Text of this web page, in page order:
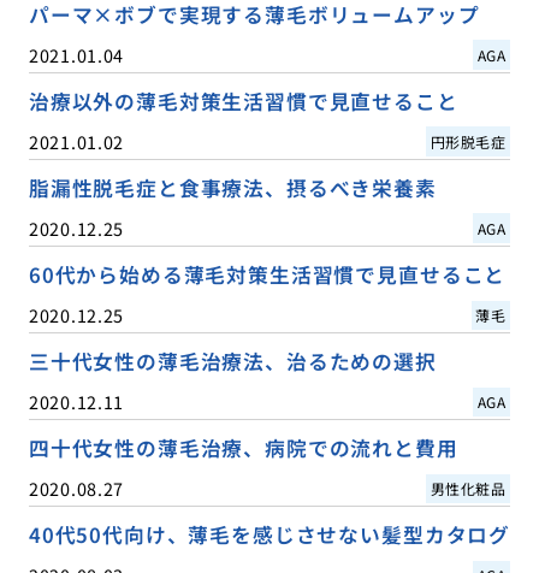
パーマ×ボブで実現する薄毛ボリュームアップ
2021.01.04 AGA
治療以外の薄毛対策生活習慣で見直せること
2021.01.02 円形脱毛症
脂漏性脱毛症と食事療法、摂るべき栄養素
2020.12.25 AGA
60代から始める薄毛対策生活習慣で見直せること
2020.12.25 薄毛
三十代女性の薄毛治療法、治るための選択
2020.12.11 AGA
四十代女性の薄毛治療、病院での流れと費用
2020.08.27 男性化粧品
40代50代向け、薄毛を感じさせない髪型カタログ